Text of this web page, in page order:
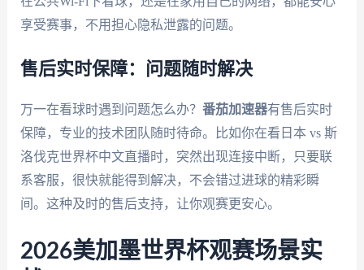
享受赛事，不用担心隐私泄露的问题。
售后实时保障：问题随时解决
万一在看球时遇到问题怎么办？ 番茄加速器有售后实时
保障，专业的技术团队随时待命。比如你在看日本 vs 斯
洛伐克世界杯中文直播时，突然出现连接中断，只要联
系客服，很快就能得到解决，不会错过进球的精彩瞬
间。这种及时的售后支持，让你观赛更安心。
2026美加墨世界杯观赛场景实